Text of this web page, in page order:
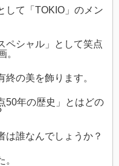
して「TOKIO」のメン
ペシャル」として笑点
。
の美を飾ります。
50年の歴史」とはどの
は誰なんでしょうか？